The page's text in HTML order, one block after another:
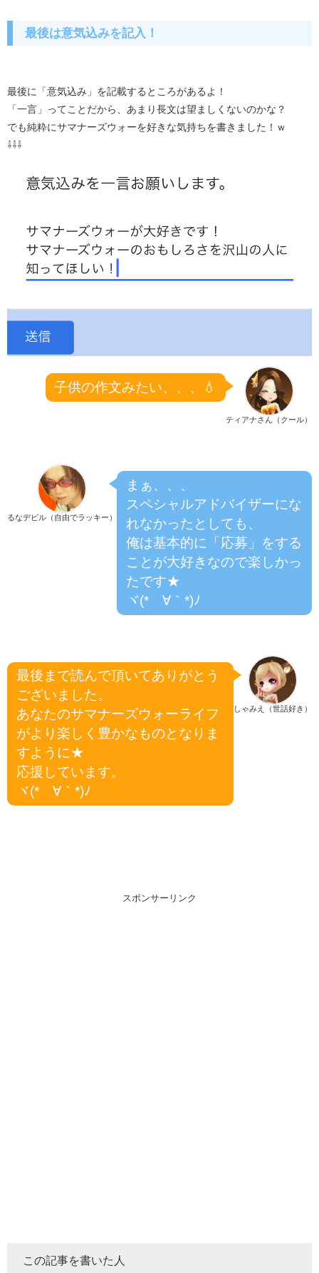
最後は意気込みを記入！
最後に「意気込み」を記載するところがあるよ！
「一言」ってことだから、あまり長文は望ましくないのかな？
でも純粋にサマナーズウォーを好きな気持ちを書きました！ｗ
⇩⇩⇩
ティアナさん（クール）
子供の作文みたい、、、💧
るなデビル（自由でラッキー）
まぁ、、、
スペシャルアドバイザーにな
れなかったとしても、
俺は基本的に「応募」をする
ことが大好きなので楽しかっ
たです★
ヾ(*´∀｀*)ﾉ
しゃみえ（世話好き）
最後まで読んで頂いてありがとう
ございました。
あなたのサマナーズウォーライフ
がより楽しく豊かなものとなりま
すように★
応援しています。
ヾ(*´∀｀*)ﾉ
スポンサーリンク
この記事を書いた人